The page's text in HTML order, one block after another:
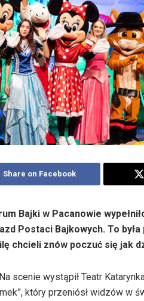
Share on Facebook
Bajki w Pacanowie
Postaci Bajkowych. To
chcieli znów poczuć się jak
scenie wystąpił Teatr
który przeniósł widzów w